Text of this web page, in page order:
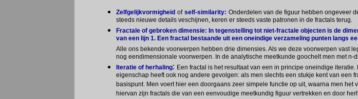
Zelfgelijkvormigheid of self-similarity: Onderdelen van de figuur hebben ongeveer
steeds nieuwe details veschijnen, keren er steeds vaste patronen in de fractals terug.
Fractale of gebroken dimensie: In tegenstelling tot niet-fractale objecten is de
van een lijn 1. Een fractal bestaande uit een oneindige verzameling punten langs
Alle ons bekende voorwerpen hebben drie dimensies. Als we deze voorwerpen vast
nog eendimensionale voorwerpen. In de analytische meetkunde goochelt men met
Iteratie of herhaling: Een fractal is het resultaat van een in principe oneindige
eigenschap heeft ook nog andere gevolgen: als men slechts een stukje kent van een
basispunt. Men voert hier een doorgaans zeer simpele functie op uit, waarna men
hiervan zijn fractals die van een eenvoudige meetkundig figuur vertrekken en door